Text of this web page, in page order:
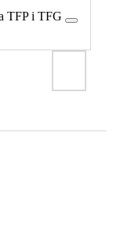
TFP i TFG